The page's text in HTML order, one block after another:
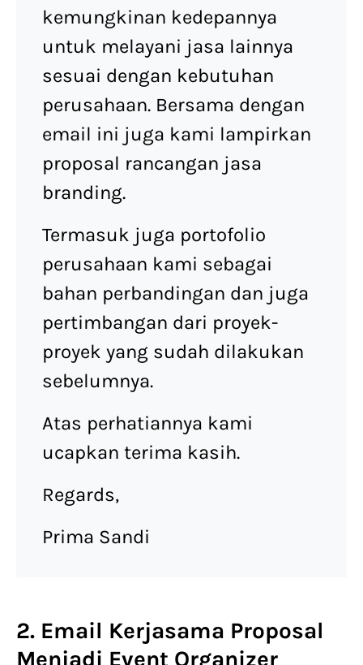
kemungkinan kedepannya
untuk melayani jasa lainnya
sesuai dengan kebutuhan
perusahaan. Bersama dengan
email ini juga kami lampirkan
proposal rancangan jasa
branding.
Termasuk juga portofolio
perusahaan kami sebagai
bahan perbandingan dan juga
pertimbangan dari proyek-
proyek yang sudah dilakukan
sebelumnya.
Atas perhatiannya kami
ucapkan terima kasih.
Regards,
Prima Sandi
2. Email Kerjasama Proposal
Menjadi Event Organizer